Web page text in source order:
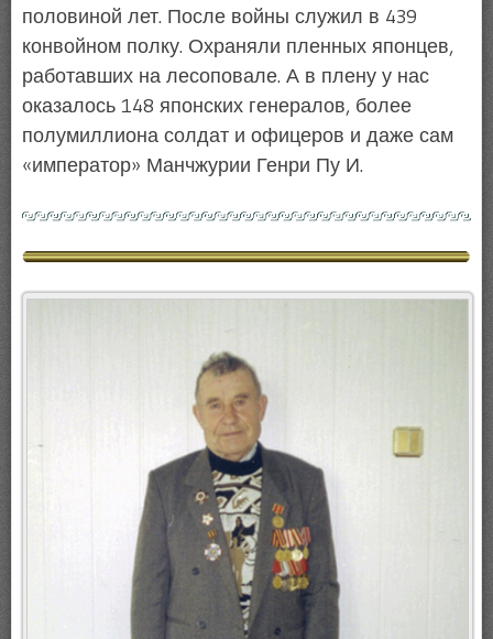
половиной лет. После войны служил в 439
конвойном полку. Охраняли пленных японцев,
работавших на лесоповале. А в плену у нас
оказалось 148 японских генералов, более
полумиллиона солдат и офицеров и даже сам
«император» Манчжурии Генри Пу И.